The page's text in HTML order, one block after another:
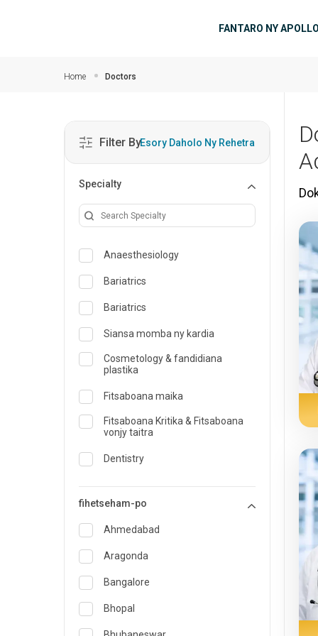
FANTARO NY APOLLO
Home Doctors
Filter ByEsory Daholo Ny Rehetra
Specialty
Anaesthesiology
Bariatrics
Bariatrics
Siansa momba ny kardia
Cosmetology & fandidiana
plastika
Fitsaboana maika
Fitsaboana Kritika & Fitsaboana
vonjy taitra
Dentistry
Dokotera momba ny sakafo sy ny
diabeta
ENT
fihetseham-po
Ahmedabad
Aragonda
Bangalore
Bhopal